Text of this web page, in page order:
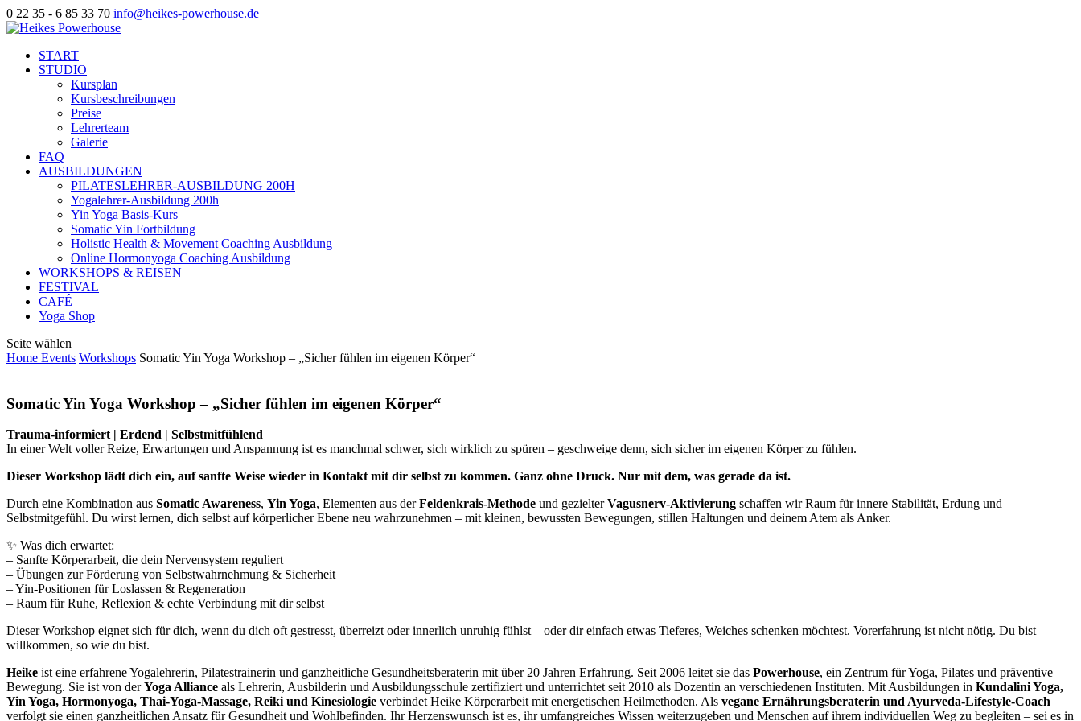
0 22 35 - 6 85 33 70 info@heikes-powerhouse.de
START
STUDIO
Kursplan
Kursbeschreibungen
Preise
Lehrerteam
Galerie
FAQ
AUSBILDUNGEN
PILATESLEHRER-AUSBILDUNG 200H
Yogalehrer-Ausbildung 200h
Yin Yoga Basis-Kurs
Somatic Yin Fortbildung
Holistic Health & Movement Coaching Ausbildung
Online Hormonyoga Coaching Ausbildung
WORKSHOPS & REISEN
FESTIVAL
CAFÉ
Yoga Shop
Seite wählen
Home Events Workshops Somatic Yin Yoga Workshop – „Sicher fühlen im eigenen Körper“
Somatic Yin Yoga Workshop – „Sicher fühlen im eigenen Körper“
Trauma-informiert | Erdend | Selbstmitfühlend
In einer Welt voller Reize, Erwartungen und Anspannung ist es manchmal schwer, sich wirklich zu spüren – geschweige denn, sich sicher im eigenen Körper zu fühlen.
Dieser Workshop lädt dich ein, auf sanfte Weise wieder in Kontakt mit dir selbst zu kommen. Ganz ohne Druck. Nur mit dem, was gerade da ist.
Durch eine Kombination aus Somatic Awareness, Yin Yoga, Elementen aus derFeldenkrais-Methode und gezielterVagusnerv-Aktivierung schaffen wir Raum für innere Stabilität, Erdung und
Selbstmitgefühl. Du wirst lernen, dich selbst auf körperlicher Ebene neu wahrzunehmen – mit kleinen, bewussten Bewegungen, stillen Haltungen und deinem Atem als Anker.
✨ Was dich erwartet:
– Sanfte Körperarbeit, die dein Nervensystem reguliert
– Übungen zur Förderung von Selbstwahrnehmung & Sicherheit
– Yin-Positionen für Loslassen & Regeneration
– Raum für Ruhe, Reflexion & echte Verbindung mit dir selbst
Dieser Workshop eignet sich für dich, wenn du dich oft gestresst, überreizt oder innerlich unruhig fühlst – oder dir einfach etwas Tieferes, Weiches schenken möchtest. Vorerfahrung ist nicht nötig. Du bist
willkommen, so wie du bist.
Heike ist eine erfahrene Yogalehrerin, Pilatestrainerin und ganzheitliche Gesundheitsberaterin mit über 20 Jahren Erfahrung. Seit 2006 leitet sie das Powerhouse, ein Zentrum für Yoga, Pilates und präventive
Bewegung. Sie ist von derYoga Alliance als Lehrerin, Ausbilderin und Ausbildungsschule zertifiziert und unterrichtet seit 2010 als Dozentin an verschiedenen Instituten. Mit Ausbildungen in Kundalini Yoga,
Yin Yoga, Hormonyoga, Thai-Yoga-Massage, Reiki und Kinesiologie verbindet Heike Körperarbeit mit energetischen Heilmethoden. Als vegane Ernährungsberaterin und Ayurveda-Lifestyle-Coach
verfolgt sie einen ganzheitlichen Ansatz für Gesundheit und Wohlbefinden. Ihr Herzenswunsch ist es, ihr umfangreiches Wissen weiterzugeben und Menschen auf ihrem individuellen Weg zu begleiten – sei es in